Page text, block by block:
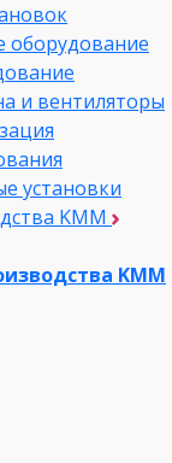
оборудование
и вентиляторы
установки
KMM
KMM